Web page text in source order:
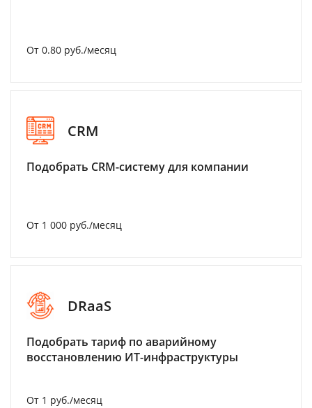
От 0.80 руб./месяц
CRM
Подобрать CRM-систему для компании
От 1 000 руб./месяц
DRaaS
Подобрать тариф по аварийному
восстановлению ИТ-инфраструктуры
От 1 руб./месяц